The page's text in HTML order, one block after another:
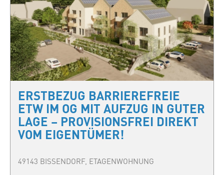
ERSTBEZUG BARRIEREFREIE
ETW IM OG MIT AUFZUG IN GUTER
LAGE – PROVISIONSFREI DIREKT
VOM EIGENTÜMER!
49143 BISSENDORF, ETAGENWOHNUNG